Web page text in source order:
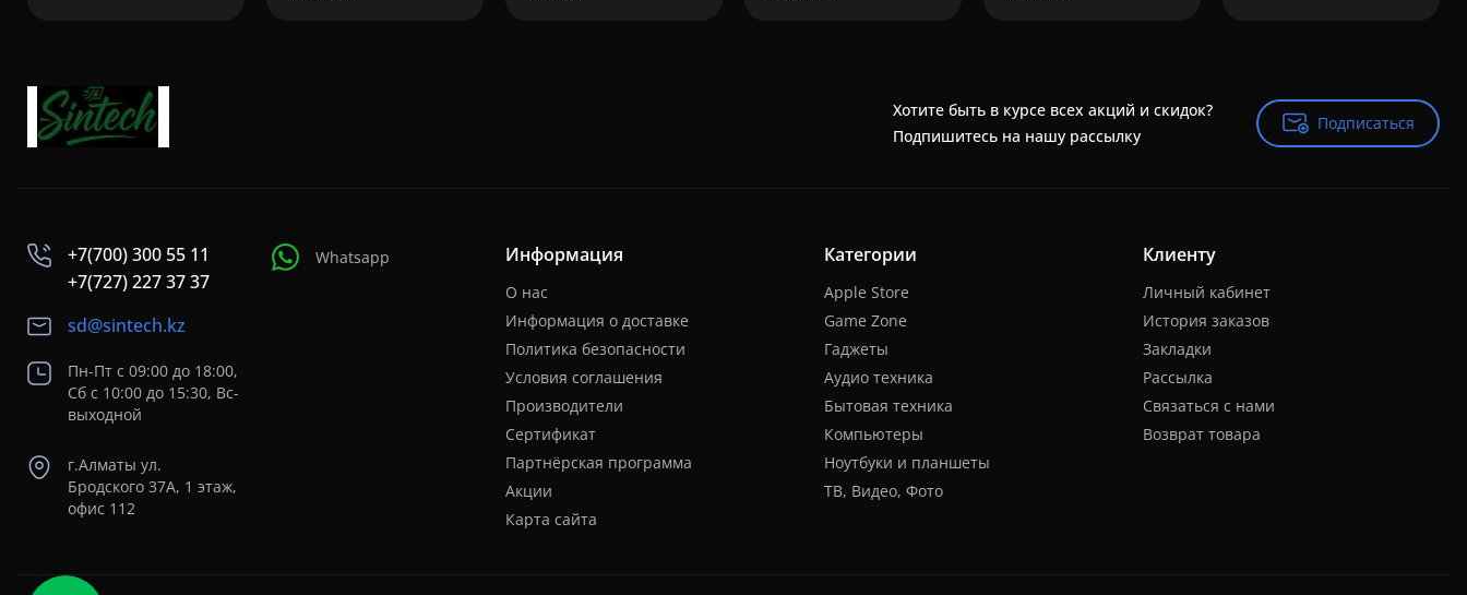
Хотите быть в курсе всех акций и скидок?
Подпишитесь на нашу рассылку
Подписаться
Подписаться
+7(700) 300 55 11
+7(727) 227 37 37
sd@sintech.kz
Пн-Пт с 09:00 до 18:00,
Сб с 10:00 до 15:30, Вс-
выходной
г.Алматы ул.
Бродского 37A, 1 этаж,
офис 112
Whatsapp Информация
О нас
Информация о доставке
Политика безопасности
Условия соглашения
Производители
Сертификат
Партнёрская программа
Акции
Карта сайта
Категории
Apple Store
Game Zone
Гаджеты
Аудио техника
Бытовая техника
Компьютеры
Ноутбуки и планшеты
ТВ, Видео, Фото
Клиенту
Личный кабинет
История заказов
Закладки
Рассылка
Связаться с нами
Возврат товара